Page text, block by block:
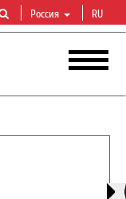
Россия RU